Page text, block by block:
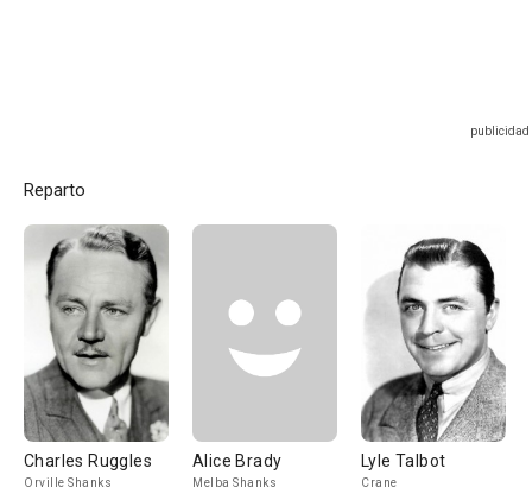
Reparto
Charles Ruggles
Orville Shanks
Alice Brady
Melba Shanks
Lyle Talbot
Crane